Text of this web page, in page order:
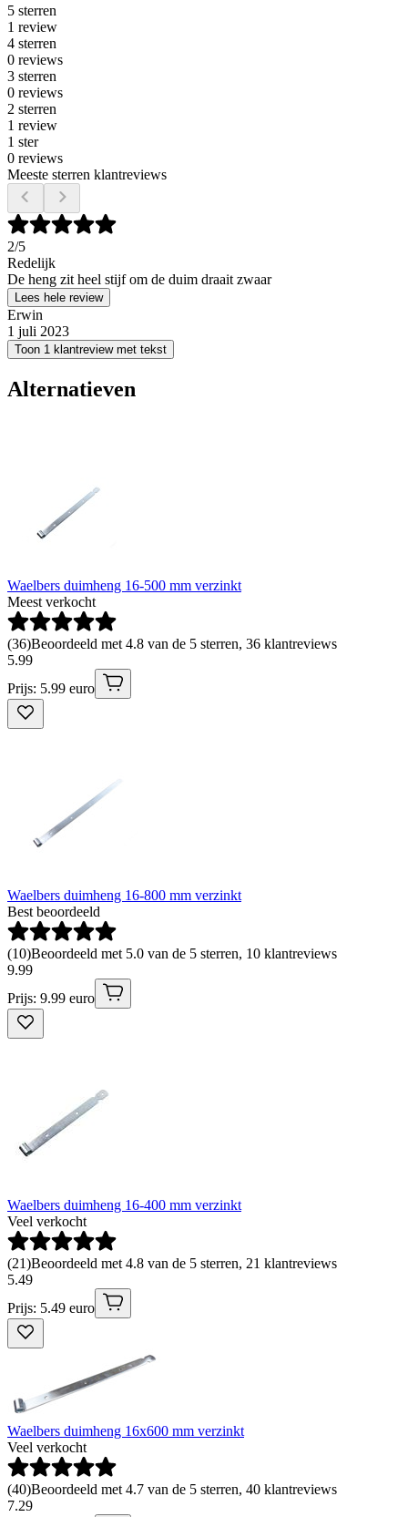
5 sterren
1 review
4 sterren
0 reviews
3 sterren
0 reviews
2 sterren
1 review
1 ster
0 reviews
Meeste sterren klantreviews
2/5
Redelijk
De heng zit heel stijf om de duim draait zwaar
Lees hele review
Erwin
1 juli 2023
Toon 1 klantreview met tekst
Alternatieven
Waelbers duimheng 16-500 mm verzinkt
Meest verkocht
(36)Beoordeeld met 4.8 van de 5 sterren, 36 klantreviews
5.99
Prijs: 5.99 euro
Waelbers duimheng 16-800 mm verzinkt
Best beoordeeld
(10)Beoordeeld met 5.0 van de 5 sterren, 10 klantreviews
9.99
Prijs: 9.99 euro
Waelbers duimheng 16-400 mm verzinkt
Veel verkocht
(21)Beoordeeld met 4.8 van de 5 sterren, 21 klantreviews
5.49
Prijs: 5.49 euro
Waelbers duimheng 16x600 mm verzinkt
Veel verkocht
(40)Beoordeeld met 4.7 van de 5 sterren, 40 klantreviews
7.29